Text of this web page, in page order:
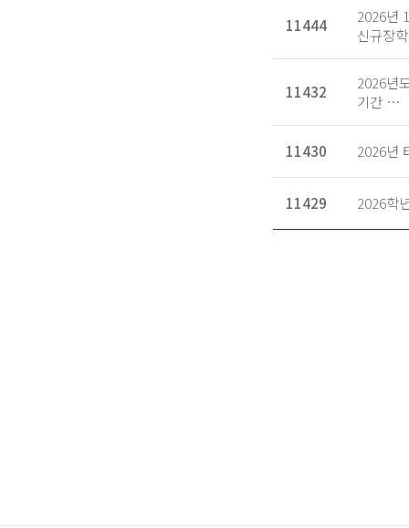
11444
2026년
신규장
11432
2026년
기간 …
11430 2026년
11429 2026학